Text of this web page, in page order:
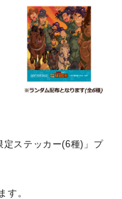
ステッカー(6種)」プ
す。